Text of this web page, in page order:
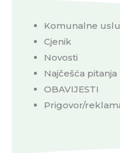
Komunalne
Cjenik
Novosti
Najčešća pitanja
OBAVIJESTI
Prigovor/